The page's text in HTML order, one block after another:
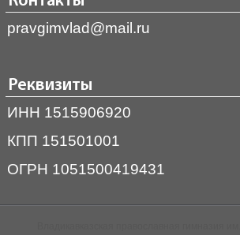
pravgimvlad@mail.ru
Реквизиты
ИНН 1515906920
КПП 151501001
ОГРН 1051500419431